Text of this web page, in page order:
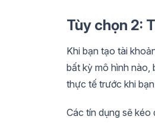
Tùy chọn 2:
Khi bạn tạo tài
bất kỳ mô hình nào,
thực tế trước khi
Các tín dụng sẽ kéo